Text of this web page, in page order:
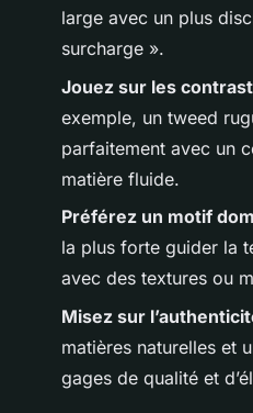
large avec un plus
surcharge ».
Jouez sur les
exemple, un tweed
parfaitement avec un
matière fluide.
Préférez un motif
la plus forte guider la
avec des textures ou
Misez sur
matières naturelles et
gages de qualité et